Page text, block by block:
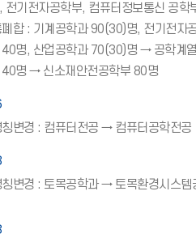
전기전자공학부, 컴퓨터정보통신 공학
폐합 : 기계공학과 90(30)명, 전기전
40명, 산업공학과 70(30)명 → 공학계
40명 → 신소재안전공학부 80명
변경 : 컴퓨터전공 → 컴퓨터공학전공
변경 : 토목공학과 → 토목환경시스템